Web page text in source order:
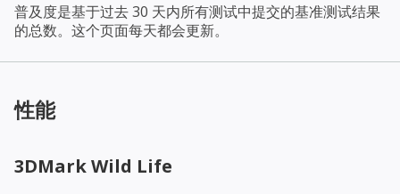
普及度是基于过去 30 天内所有测试中提交的基准测试结果
的总数。这个页面每天都会更新。
性能
3DMark Wild Life